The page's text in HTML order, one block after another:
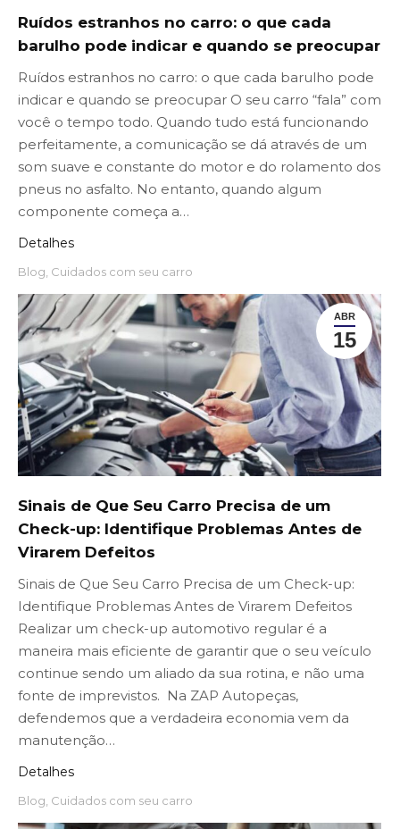
Ruídos estranhos no carro: o que cada
barulho pode indicar e quando se preocupar
Ruídos estranhos no carro: o que cada barulho pode
indicar e quando se preocupar O seu carro “fala” com
você o tempo todo. Quando tudo está funcionando
perfeitamente, a comunicação se dá através de um
som suave e constante do motor e do rolamento dos
pneus no asfalto. No entanto, quando algum
componente começa a…
Detalhes
Blog Cuidados com seu carro
ABR
15
Sinais de Que Seu Carro Precisa de um
Check-up: Identifique Problemas Antes de
Virarem Defeitos
Sinais de Que Seu Carro Precisa de um Check-up:
Identifique Problemas Antes de Virarem Defeitos
Realizar um check-up automotivo regular é a
maneira mais eficiente de garantir que o seu veículo
continue sendo um aliado da sua rotina, e não uma
fonte de imprevistos. Na ZAP Autopeças,
defendemos que a verdadeira economia vem da
manutenção…
Detalhes
Blog Cuidados com seu carro